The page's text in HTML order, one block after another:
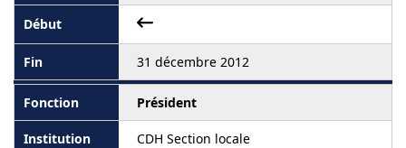
31 décembre 2012
Président
CDH Section locale